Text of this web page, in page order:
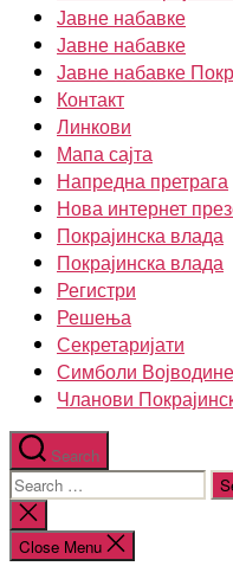
Јавне набавке
Јавне набавке
Јавне набавке
Контакт
Линкови
Мапа сајта
Напредна претрага
Нова интернет
Покрајинска влада
Покрајинска влада
Регистри
Решења
Секретаријати
Симболи Војводине
Чланови
Search
Search
for:
Close
search
Close Menu